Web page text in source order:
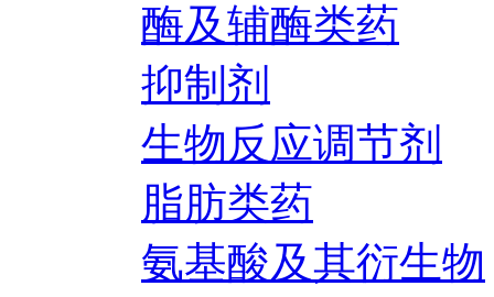
酶及辅酶类药
抑制剂
生物反应调节剂
脂肪类药
氨基酸及其衍生物